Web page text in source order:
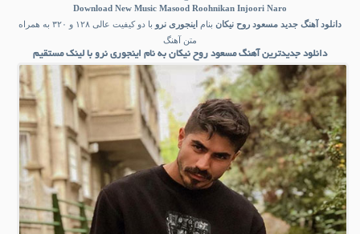
Download New Music Masood Roohnikan Injoori Naro
دانلود آهنگ جدید مسعود روح نیکان بنام اینجوری نرو
با دو کیفیت عالی ۱۲۸ و ۳۲۰ به همراه
متن آهنگ
دانلود جدیدترین آهنگ مسعود روح نیکان به نام اینجوری نرو با لینک مستقیم